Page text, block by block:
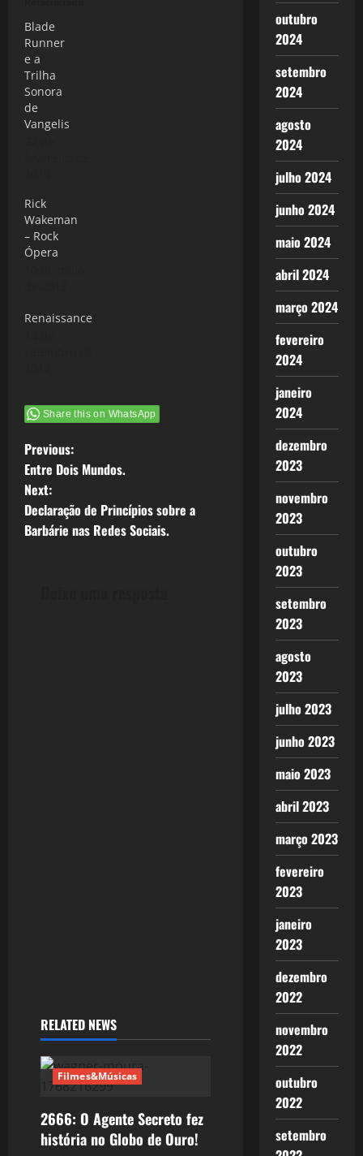
Blade
Runner
e a
Trilha
Sonora
de
Vangelis
Rick
Wakeman
– Rock
Ópera
Renaissance
Share this on WhatsApp
P
o
s
Previous:
Entre Dois Mundos.
Next:
Declaração de Princípios sobre a
Barbárie nas Redes Sociais.
RELATED NEWS
Filmes&Músicas
2666: O Agente Secreto fez
história no Globo de Ouro!
outubro
2024
setembro
2024
agosto
2024
julho 2024
junho 2024
maio 2024
abril 2024
março 2024
fevereiro
2024
janeiro
2024
dezembro
2023
novembro
2023
outubro
2023
setembro
2023
agosto
2023
julho 2023
junho 2023
maio 2023
abril 2023
março 2023
fevereiro
2023
janeiro
2023
dezembro
2022
novembro
2022
outubro
2022
setembro